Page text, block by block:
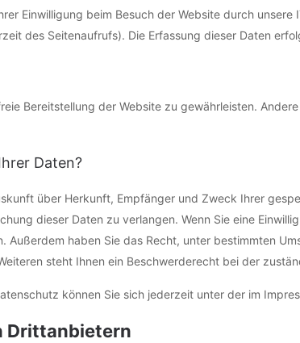
Einwilligung beim Besuch der Website durch
des Seitenaufrufs). Die Erfassung dieser Daten
Bereitstellung der Website zu gewährleisten.
Daten?
über Herkunft, Empfänger und Zweck Ihrer
dieser Daten zu verlangen. Wenn Sie eine
haben Sie das Recht, unter bestimmten
steht Ihnen ein Beschwerderecht bei der
können Sie sich jederzeit unter der im
Dritt­anbietern